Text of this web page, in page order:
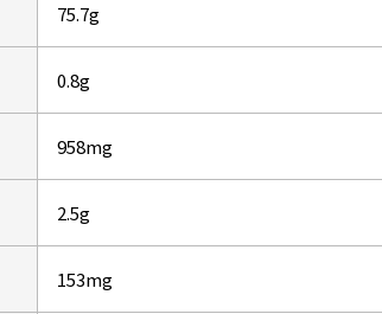
75.7g
0.8g
958mg
2.5g
153mg